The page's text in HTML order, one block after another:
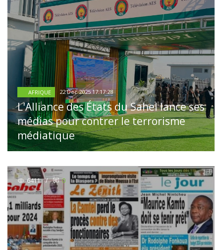
AFRIQUE 22 Dec 2025 17:17:28
L'Alliance des États du Sahel lance ses
médias pour contrer le terrorisme
médiatique
6411 / 0